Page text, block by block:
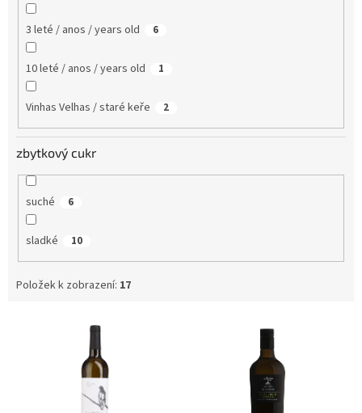
3 leté / anos / years old 6
10 leté / anos / years old 1
Vinhas Velhas / staré keře 2
zbytkový cukr
suché 6
sladké 10
Položek k zobrazení: 17